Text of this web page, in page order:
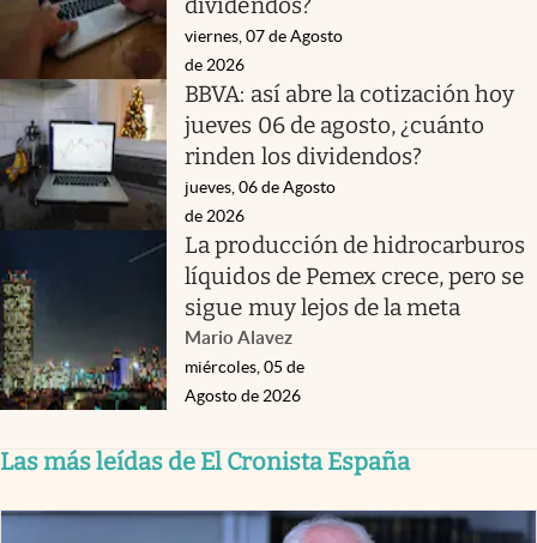
viernes, 07 de Agosto
de 2026
BBVA: así abre la cotización hoy
jueves 06 de agosto, ¿cuánto
rinden los dividendos?
jueves, 06 de Agosto
de 2026
La producción de hidrocarburos
líquidos de Pemex crece, pero se
sigue muy lejos de la meta
Mario Alavez
miércoles, 05 de
Agosto de 2026
Las más leídas de El Cronista España